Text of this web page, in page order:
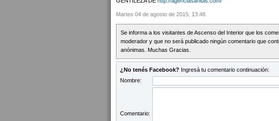
Martes 04 de agosto de 2015, 13:48
Se informa a los visitantes de Ascenso del Interior que los
moderador y que no será publicado ningún comentario que
anónimas. Muchas Gracias.
¿No tenés Facebook? Ingresá tu comentario continuación:
Nombre:
Comentario: